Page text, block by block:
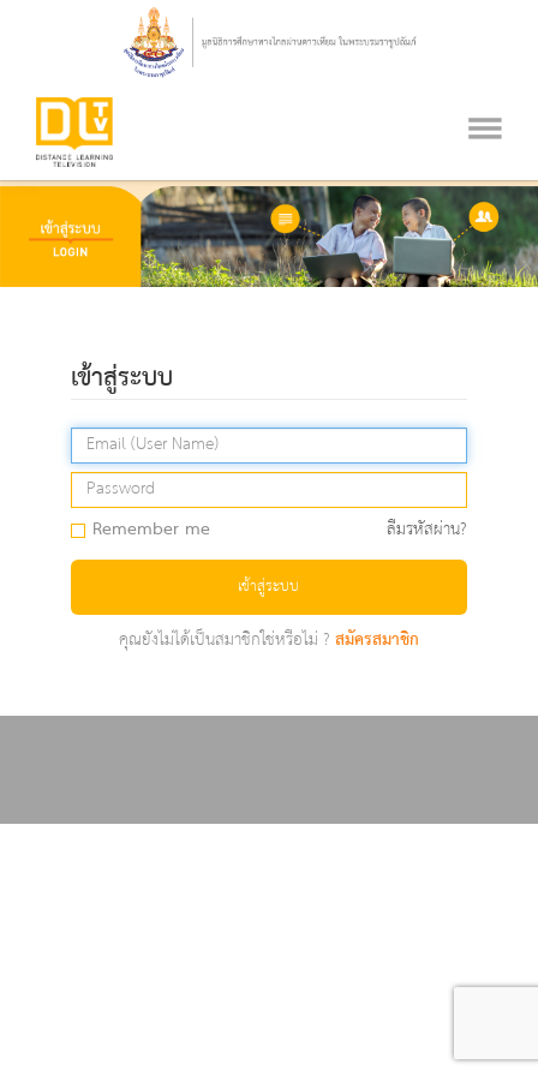
เข้าสู่ระบบ
Remember me ลืมรหัสผ่าน?
เข้าสู่ระบบ
คุณยังไม่ได้เป็นสมาชิกใช่หรือไม่ ?สมัครสมาชิก